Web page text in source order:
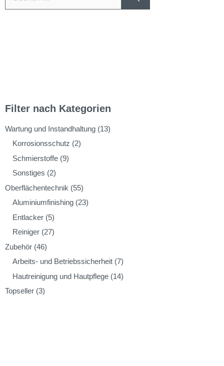
Filter nach Kategorien
Wartung und Instandhaltung (13)
Korrosionsschutz (2)
Schmierstoffe (9)
Sonstiges (2)
Oberflächentechnik (55)
Aluminiumfinishing (23)
Entlacker (5)
Reiniger (27)
Zubehör (46)
Arbeits- und Betriebssicherheit (7)
Hautreinigung und Hautpflege (14)
Topseller (3)